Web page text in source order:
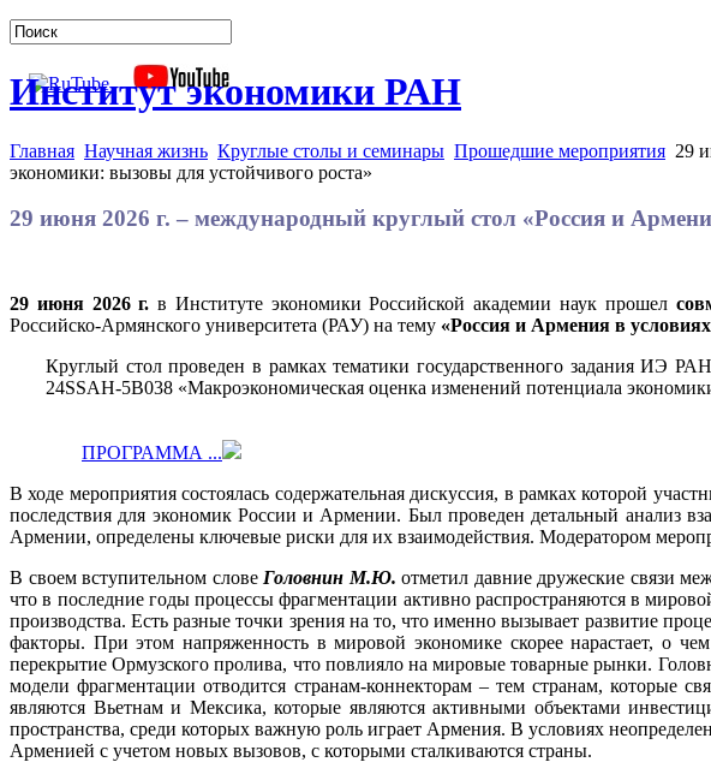
Институт экономики РАН
Главная Научная жизнь Круглые столы и семинары Прошедшие мероприятия 29
экономики: вызовы для устойчивого роста»
29 июня 2026 г. – международный круглый стол «Россия и
29 июня 2026 г.в Институте экономики Российской академии наук прошел
Российско-Армянского университета (РАУ) на тему «Россия и Армения в
Круглый стол проведен в рамках тематики государственного задания ИЭ
24SSAH-5B038 «Макроэкономическая оценка изменений потенциала
ПРОГРАММА ...
В ходе мероприятия состоялась содержательная дискуссия, в рамках которой
последствия для экономик России и Армении. Был проведен детальный анализ
Армении, определены ключевые риски для их взаимодействия. Модератором
В своем вступительном слове Головнин М.Ю. отметил давние дружеские связи
что в последние годы процессы фрагментации активно распространяются в
производства. Есть разные точки зрения на то, что именно вызывает развитие
факторы. При этом напряженность в мировой экономике скорее нарастает, о
перекрытие Ормузского пролива, что повлияло на мировые товарные рынки.
модели фрагментации отводится странам-коннекторам – тем странам,
являются Вьетнам и Мексика, которые являются активными объектами
пространства, среди которых важную роль играет Армения. В условиях
Арменией с учетом новых вызовов, с которыми сталкиваются страны.